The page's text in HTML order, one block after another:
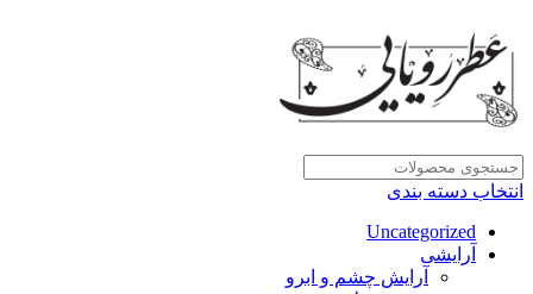
انتخاب دسته بندی
Uncategorized
آرایشی
آرایش چشم و ابرو